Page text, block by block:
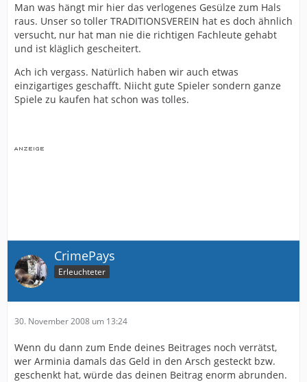
Man was hängt mir hier das verlogenes Gesülze zum Hals
raus. Unser so toller TRADITIONSVEREIN hat es doch ähnlich
versucht, nur hat man nie die richtigen Fachleute gehabt
und ist kläglich gescheitert.
Ach ich vergass. Natürlich haben wir auch etwas
einzigartiges geschafft. Niicht gute Spieler sondern ganze
Spiele zu kaufen hat schon was tolles.
CrimePays
Erleuchteter
30. November 2008 um 13:24
Wenn du dann zum Ende deines Beitrages noch verrätst,
wer Arminia damals das Geld in den Arsch gesteckt bzw.
geschenkt hat, würde das deinen Beitrag enorm abrunden.